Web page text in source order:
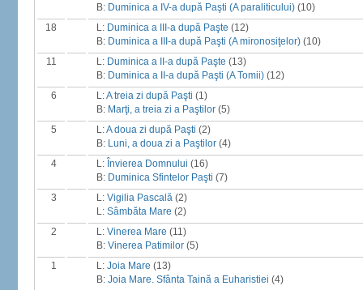
B: Duminica a IV-a după Paşti (A paraliticului) (10)
18
L: Duminica a III-a după Paşte (12)
B: Duminica a III-a după Paşti (A mironosiţelor) (10)
11
L: Duminica a II-a după Paşte (13)
B: Duminica a II-a după Paşti (A Tomii) (12)
6
L:A treia zi după Paşti (1)
B: Marţi, a treia zi a Paştilor (5)
5
L:A doua zi după Paşti (2)
B: Luni, a doua zi a Paştilor (4)
4
L: Învierea Domnului (16)
B: Duminica Sfintelor Paşti (7)
3
L: Vigilia Pascală (2)
L: Sâmbăta Mare (2)
2
L: Vinerea Mare (11)
B: Vinerea Patimilor (5)
1
L: Joia Mare (13)
B: Joia Mare. Sfânta Taină a Euharistiei (4)